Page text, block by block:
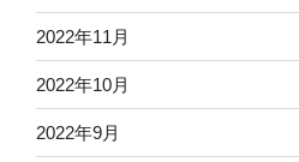
2022年11月
2022年10月
2022年9月